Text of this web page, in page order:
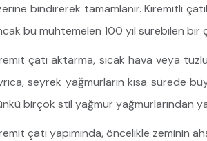
bindirerek tamamlanır. Kiremitli
bu muhtemelen 100 yıl sürebilen bir
çatı aktarma, sıcak hava veya
seyrek yağmurların kısa sürede
birçok stil yağmur yağmurlarından
çatı yapımında, öncelikle zeminin